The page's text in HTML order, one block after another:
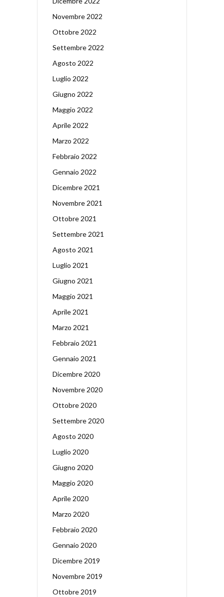
Novembre 2022
Ottobre 2022
Settembre 2022
Agosto 2022
Luglio 2022
Giugno 2022
Maggio 2022
Aprile 2022
Marzo 2022
Febbraio 2022
Gennaio 2022
Dicembre 2021
Novembre 2021
Ottobre 2021
Settembre 2021
Agosto 2021
Luglio 2021
Giugno 2021
Maggio 2021
Aprile 2021
Marzo 2021
Febbraio 2021
Gennaio 2021
Dicembre 2020
Novembre 2020
Ottobre 2020
Settembre 2020
Agosto 2020
Luglio 2020
Giugno 2020
Maggio 2020
Aprile 2020
Marzo 2020
Febbraio 2020
Gennaio 2020
Dicembre 2019
Novembre 2019
Ottobre 2019